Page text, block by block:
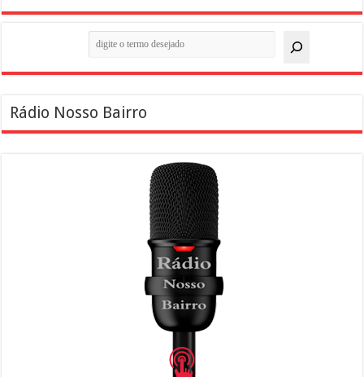
Rádio Nosso Bairro